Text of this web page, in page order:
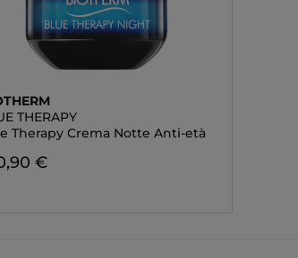
THERAPY
Therapy Crema Notte Anti-età
€